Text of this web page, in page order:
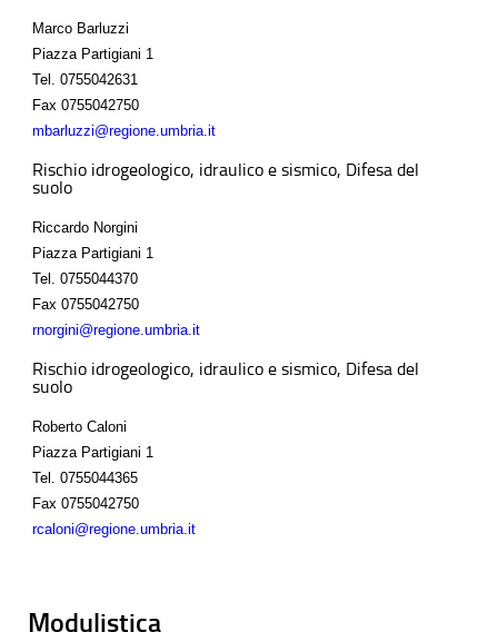
Marco Barluzzi
Piazza Partigiani 1
Tel.
0755042631
Fax 0755042750
mbarluzzi@regione.umbria.it
Rischio idrogeologico, idraulico e sismico, Difesa del
suolo
Riccardo Norgini
Piazza Partigiani 1
Tel.
0755044370
Fax 0755042750
rnorgini@regione.umbria.it
Rischio idrogeologico, idraulico e sismico, Difesa del
suolo
Roberto Caloni
Piazza Partigiani 1
Tel.
0755044365
Fax 0755042750
rcaloni@regione.umbria.it
Modulistica